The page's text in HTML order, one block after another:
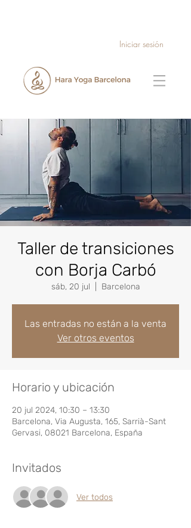
Iniciar sesión
Taller de transiciones
con Borja Carbó
sáb, 20 jul Barcelona
Las entradas no están a la venta
Ver otros eventos
Horario y ubicación
20 jul 2024, 10:30 – 13:30
Barcelona, Via Augusta, 165, Sarrià-Sant
Gervasi, 08021 Barcelona, España
Invitados
Ver todos